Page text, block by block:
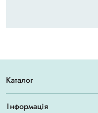
Каталог
Інформація